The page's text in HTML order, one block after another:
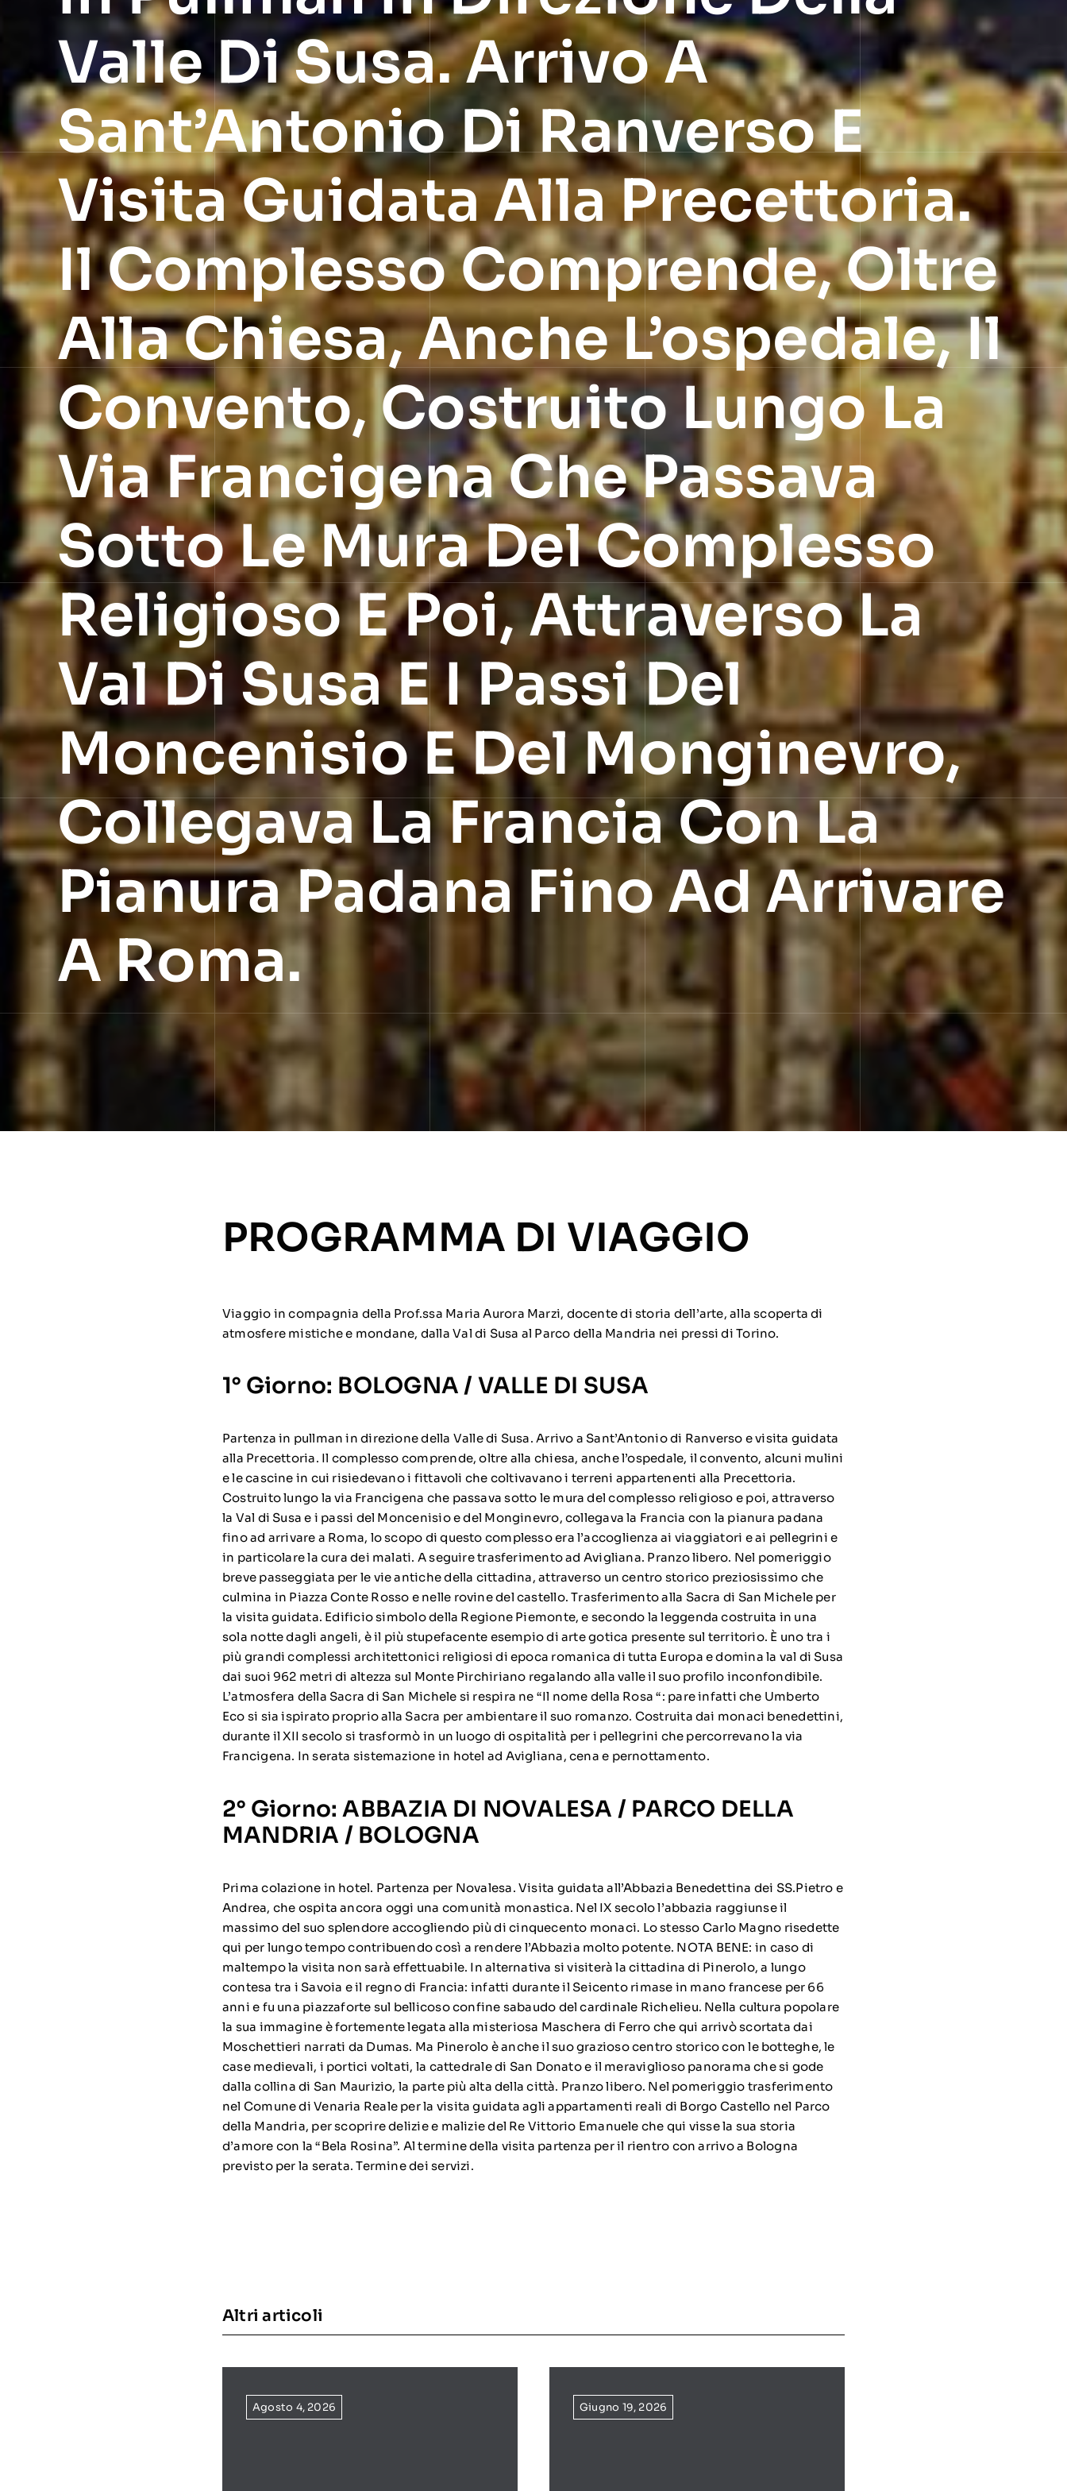
Valle Di Susa. Arrivo A
Sant’Antonio Di Ranverso E
Visita Guidata Alla Precettoria.
Il Complesso Comprende, Oltre
Alla Chiesa, Anche L’ospedale, Il
Convento, Costruito Lungo La
Via Francigena Che Passava
Sotto Le Mura Del Complesso
Religioso E Poi, Attraverso La
Val Di Susa E I Passi Del
Moncenisio E Del Monginevro,
Collegava La Francia Con La
Pianura Padana Fino Ad Arrivare
A Roma.
PROGRAMMA DI VIAGGIO
Viaggio in compagnia della Prof.ssa Maria Aurora Marzi, docente di storia dell’arte, alla scoperta di
atmosfere mistiche e mondane, dalla Val di Susa al Parco della Mandria nei pressi di Torino.
1° Giorno: BOLOGNA / VALLE DI SUSA
Partenza in pullman in direzione della Valle di Susa. Arrivo a Sant’Antonio di Ranverso e visita guidata
alla Precettoria. Il complesso comprende, oltre alla chiesa, anche l’ospedale, il convento, alcuni mulini
e le cascine in cui risiedevano i fittavoli che coltivavano i terreni appartenenti alla Precettoria.
Costruito lungo la via Francigena che passava sotto le mura del complesso religioso e poi, attraverso
la Val di Susa e i passi del Moncenisio e del Monginevro, collegava la Francia con la pianura padana
fino ad arrivare a Roma, lo scopo di questo complesso era l’accoglienza ai viaggiatori e ai pellegrini e
in particolare la cura dei malati. A seguire trasferimento ad Avigliana. Pranzo libero. Nel pomeriggio
breve passeggiata per le vie antiche della cittadina, attraverso un centro storico preziosissimo che
culmina in Piazza Conte Rosso e nelle rovine del castello. Trasferimento alla Sacra di San Michele per
la visita guidata. Edificio simbolo della Regione Piemonte, e secondo la leggenda costruita in una
sola notte dagli angeli, è il più stupefacente esempio di arte gotica presente sul territorio. È uno tra i
più grandi complessi architettonici religiosi di epoca romanica di tutta Europa e domina la val di Susa
dai suoi 962 metri di altezza sul Monte Pirchiriano regalando alla valle il suo profilo inconfondibile.
L’atmosfera della Sacra di San Michele si respira ne “Il nome della Rosa “: pare infatti che Umberto
Eco si sia ispirato proprio alla Sacra per ambientare il suo romanzo. Costruita dai monaci benedettini,
durante il XII secolo si trasformò in un luogo di ospitalità per i pellegrini che percorrevano la via
Francigena. In serata sistemazione in hotel ad Avigliana, cena e pernottamento.
2° Giorno: ABBAZIA DI NOVALESA / PARCO DELLA
MANDRIA / BOLOGNA
Prima colazione in hotel. Partenza per Novalesa. Visita guidata all’Abbazia Benedettina dei SS.Pietro e
Andrea, che ospita ancora oggi una comunità monastica. Nel IX secolo l’abbazia raggiunse il
massimo del suo splendore accogliendo più di cinquecento monaci. Lo stesso Carlo Magno risedette
qui per lungo tempo contribuendo così a rendere l’Abbazia molto potente. NOTA BENE: in caso di
maltempo la visita non sarà effettuabile. In alternativa si visiterà la cittadina di Pinerolo, a lungo
contesa tra i Savoia e il regno di Francia: infatti durante il Seicento rimase in mano francese per 66
anni e fu una piazzaforte sul bellicoso confine sabaudo del cardinale Richelieu. Nella cultura popolare
la sua immagine è fortemente legata alla misteriosa Maschera di Ferro che qui arrivò scortata dai
Moschettieri narrati da Dumas. Ma Pinerolo è anche il suo grazioso centro storico con le botteghe, le
case medievali, i portici voltati, la cattedrale di San Donato e il meraviglioso panorama che si gode
dalla collina di San Maurizio, la parte più alta della città. Pranzo libero. Nel pomeriggio trasferimento
nel Comune di Venaria Reale per la visita guidata agli appartamenti reali di Borgo Castello nel Parco
della Mandria, per scoprire delizie e malizie del Re Vittorio Emanuele che qui visse la sua storia
d’amore con la “Bela Rosina”. Al termine della visita partenza per il rientro con arrivo a Bologna
previsto per la serata. Termine dei servizi.
Altri articoli
Agosto 4, 2026 Giugno 19, 2026